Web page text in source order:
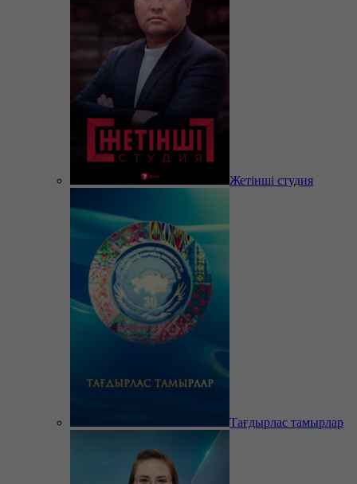
Жетінші студия
Тағдырлас тамырлар